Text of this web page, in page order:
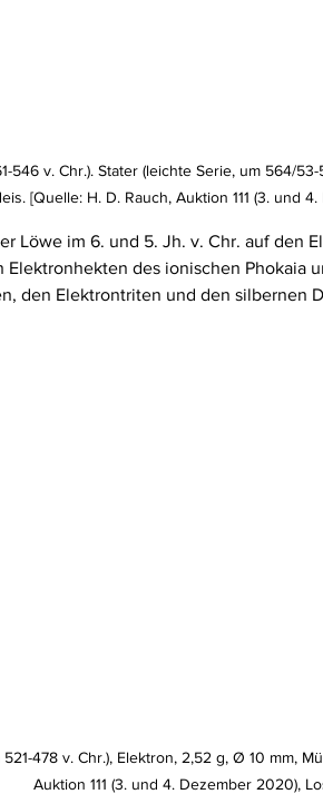
546 v. Chr.). Stater (leichte Serie, um 564/
[Quelle: H. D. Rauch, Auktion 111 (3. und
Löwe im 6. und 5. Jh. v. Chr. auf den
Elektronhekten des ionischen Phokaia
den Elektrontriten und den silbernen
478 v. Chr.), Elektron, 2,52 g, Ø 10 mm,
Auktion 111 (3. und 4. Dezember 2020),